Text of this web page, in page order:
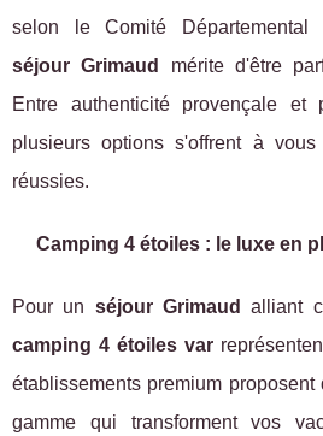
selon le Comité Départemental
séjour Grimaud
mérite d'être
Entre authenticité provençale et
plusieurs options s'offrent à
réussies.
Camping 4 étoiles : le luxe en
Pour un séjour Grimaud
alliant
camping 4 étoiles var
établissements premium
gamme qui transforment vos